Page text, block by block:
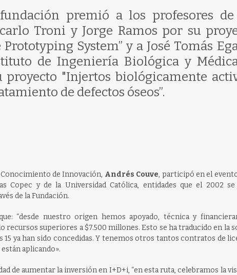
premió a los profesores de
Troni y Jorge Ramos por su
System” y a José Tomás
de Ingeniería Biológica y
proyecto "Injertos biológicamente
de defectos óseos”.
de Innovación, Andrés Couve, participó en el
Copec y de la Universidad Católica, entidades que el 2002
de la Fundación.
“desde nuestro origen hemos apoyado, técnica y
recursos superiores a $7.500 millones. Esto se ha traducido en la
15 ya han sido concedidas. Y tenemos otros tantos contratos de
aplicando».
de aumentar la inversión en I+D+i, “en esta ruta, celebramos la